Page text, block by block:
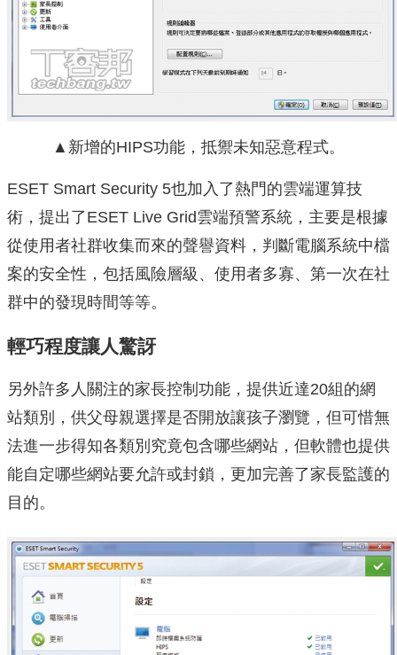
▲新增的HIPS功能，抵禦未知惡意程式。
ESET Smart Security 5也加入了熱門的雲端運算技
術，提出了ESET Live Grid雲端預警系統，主要是根據
從使用者社群收集而來的聲譽資料，判斷電腦系統中檔
案的安全性，包括風險層級、使用者多寡、第一次在社
群中的發現時間等等。
輕巧程度讓人驚訝
另外許多人關注的家長控制功能，提供近達20組的網
站類別，供父母親選擇是否開放讓孩子瀏覽，但可惜無
法進一步得知各類別究竟包含哪些網站，但軟體也提供
能自定哪些網站要允許或封鎖，更加完善了家長監護的
目的。